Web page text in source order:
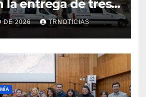
la entrega de tres
para
y Sagrada Familia
DE 2026 TRNOTICIAS